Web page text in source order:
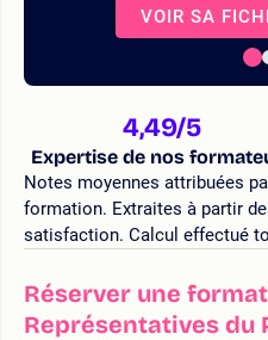
VOIR SA
4,49/5
Expertise de nos
Notes moyennes attribuées
formation. Extraites à partir
satisfaction. Calcul effectué
Réserver une
Représentatives du